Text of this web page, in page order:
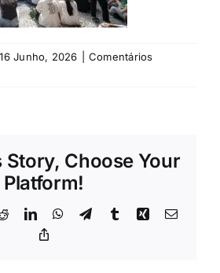
16 Junho, 2026
Comentários
Story, Choose Your
Platform!
RedditLinkedInWhatsApp
TelegramTumblrXing Email